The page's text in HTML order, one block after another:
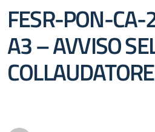
FESR-PON-
A3 – AVVISO